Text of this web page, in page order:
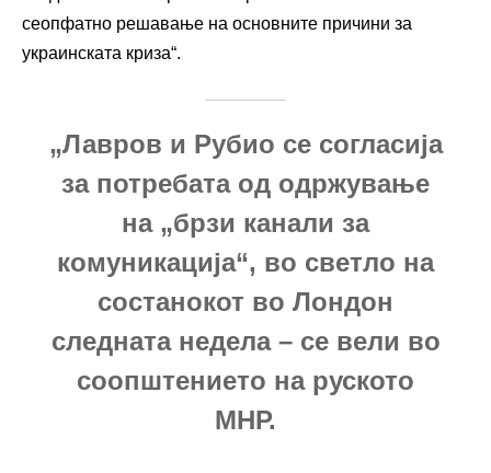
сеопфатно решавање на основните причини за
украинската криза“.
„Лавров и Рубио се согласија
за потребата од одржување
на „брзи канали за
комуникација“, во светло на
состанокот во Лондон
следната недела – се вели во
соопштението на руското
МНР.